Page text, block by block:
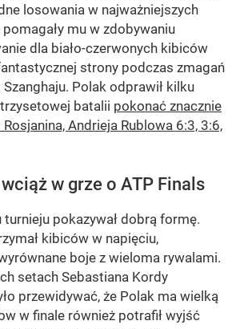
losowania w najważniejszych
mu w zdobywaniu
dla biało-czerwonych kibiców
strony podczas zmagań
Polak odprawił kilku
batalii pokonać znacznie
Andrieja Rublowa 6:3, 3:6,
w grze o ATP Finals
pokazywał dobrą formę.
kibiców w napięciu,
boje z wieloma rywalami.
setach Sebastiana Kordy
przewidywać, że Polak ma wielką
w finale również potrafił wyjść